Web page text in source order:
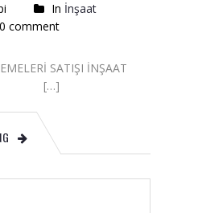
In İnşaat
0 comment
SATIŞI İNŞAAT
[…]